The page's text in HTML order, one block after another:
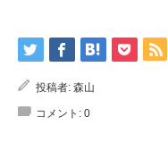
投稿者: 森山
コメント: 0